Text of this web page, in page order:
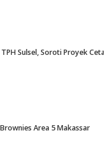
Sulsel, Soroti Proyek
Area 5 Makassar